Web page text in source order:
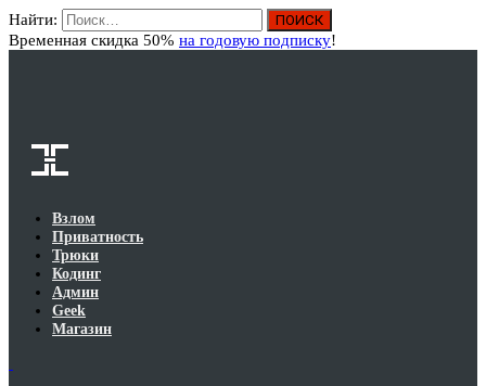
Найти:
Временная скидка 50% на годовую подписку!
Взлом
Приватность
Трюки
Кодинг
Админ
Geek
Магазин